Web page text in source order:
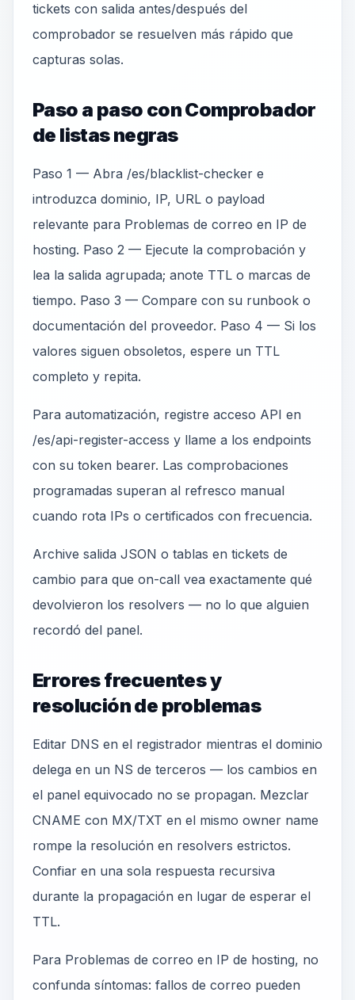
tickets con salida antes/después del
comprobador se resuelven más rápido que
capturas solas.
Paso a paso con Comprobador
de listas negras
Paso 1 — Abra /es/blacklist-checker e
introduzca dominio, IP, URL o payload
relevante para Problemas de correo en IP de
hosting. Paso 2 — Ejecute la comprobación y
lea la salida agrupada; anote TTL o marcas de
tiempo. Paso 3 — Compare con su runbook o
documentación del proveedor. Paso 4 — Si los
valores siguen obsoletos, espere un TTL
completo y repita.
Para automatización, registre acceso API en
/es/api-register-access y llame a los endpoints
con su token bearer. Las comprobaciones
programadas superan al refresco manual
cuando rota IPs o certificados con frecuencia.
Archive salida JSON o tablas en tickets de
cambio para que on-call vea exactamente qué
devolvieron los resolvers — no lo que alguien
recordó del panel.
Errores frecuentes y
resolución de problemas
Editar DNS en el registrador mientras el dominio
delega en un NS de terceros — los cambios en
el panel equivocado no se propagan. Mezclar
CNAME con MX/TXT en el mismo owner name
rompe la resolución en resolvers estrictos.
Confiar en una sola respuesta recursiva
durante la propagación en lugar de esperar el
TTL.
Para Problemas de correo en IP de hosting, no
confunda síntomas: fallos de correo pueden